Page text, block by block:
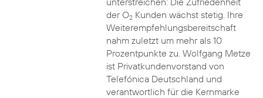
der O2Kunden wächst stetig. Ihre
Weiterempfehlungsbereitschaft
nahm zuletzt um mehr als 10
Prozentpunkte zu. Wolfgang Metze
ist Privatkundenvorstand von
Telefónica Deutschland und
verantwortlich für die Kernmarke